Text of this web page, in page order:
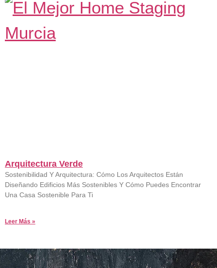
Arquitectura Verde
Sostenibilidad Y Arquitectura: Cómo Los Arquitectos Están
Diseñando Edificios Más Sostenibles Y Cómo Puedes Encontrar
Una Casa Sostenible Para Ti
Leer Más »